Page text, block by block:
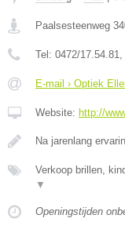
Paalsesteenweg
Tel: 0472/17.54.81
E-mail › Optiek
Website: http://
Na jarenlang
Verkoop brillen,
▼
Openingstijden